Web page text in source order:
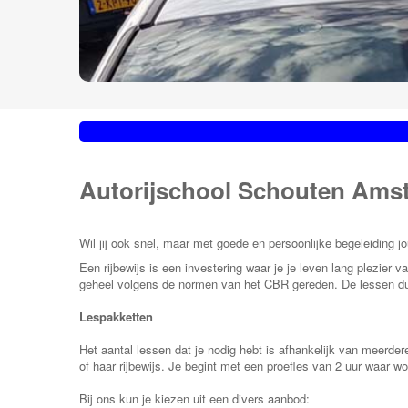
Autorijschool Schouten
Wil jij ook snel, maar met goede en persoonlijke begeleiding
Een rijbewijs is een investering waar je je leven lang plezier
geheel volgens de normen van het CBR gereden. De lessen
Lespakketten
Het aantal lessen dat je nodig hebt is afhankelijk van
of haar rijbewijs. Je begint met een proefles van 2 uur waar
Bij ons kun je kiezen uit een divers aanbod: